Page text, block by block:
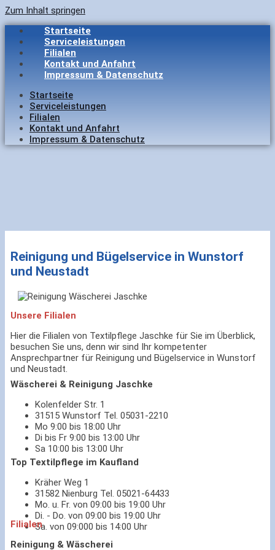
Zum Inhalt springen
Startseite
Serviceleistungen
Filialen
Kontakt und Anfahrt
Impressum & Datenschutz
Startseite
Serviceleistungen
Filialen
Kontakt und Anfahrt
Impressum & Datenschutz
Reinigung und Bügelservice in Wunstorf
und Neustadt
Unsere Filialen
Hier die Filialen von Textilpflege Jaschke für Sie im Überblick,
besuchen Sie uns, denn wir sind Ihr kompetenter
Ansprechpartner für Reinigung und Bügelservice in Wunstorf
und Neustadt.
Wäscherei & Reinigung Jaschke
Kolenfelder Str. 1
31515 Wunstorf Tel. 05031-2210
Mo 9:00 bis 18:00 Uhr
Di bis Fr 9:00 bis 13:00 Uhr
Sa 10:00 bis 13:00 Uhr
Top Textilpflege im Kaufland
Kräher Weg 1
31582 Nienburg Tel. 05021-64433
Mo. u. Fr. von 09:00 bis 19:00 Uhr
Di. - Do. von 09:00 bis 19:00 Uhr
Sa. von 09:000 bis 14:00 Uhr
Filialen
Reinigung & Wäscherei